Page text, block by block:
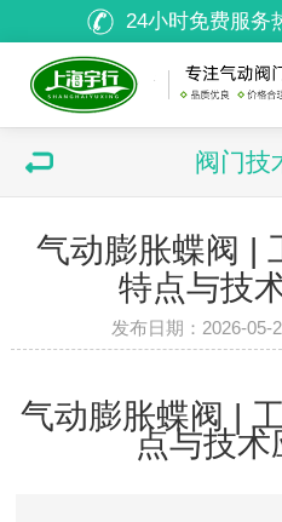
24小时免费服务
阀门技
气动膨胀蝶阀 |
特点与技
发布日期：2026-
气动膨胀蝶阀 |
点与技术